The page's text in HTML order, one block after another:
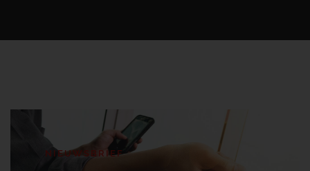
NIEUWSBRIEF